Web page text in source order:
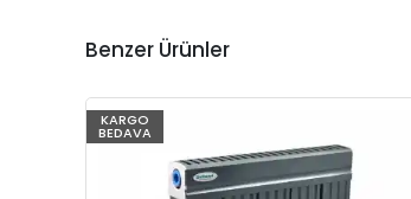
Benzer Ürünler
KARGO
BEDAVA